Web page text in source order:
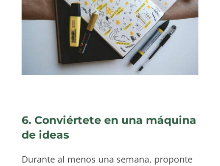
6. Conviértete en una máquina
de ideas
Durante al menos una semana, proponte